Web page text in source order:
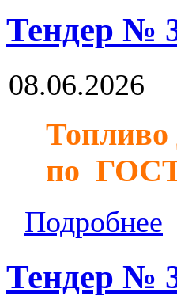
Тендер №
08.06.2026
Топливо
по
Подробнее
Тендер №